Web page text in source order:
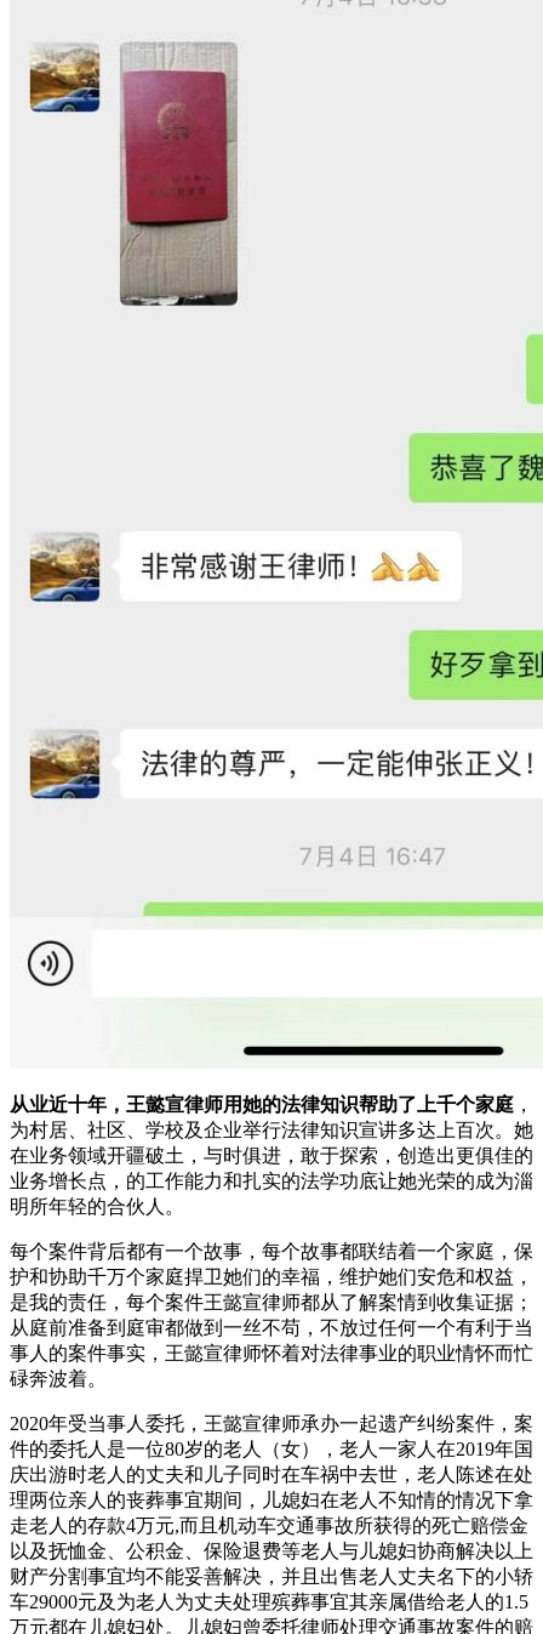
从业近十年，王懿宣律师用她的法律知识帮助了上千个家庭 ，
为村居、社区、学校及企业举行法律知识宣讲多达上百次。她
在业务领域开疆破土，与时俱进，敢于探索，创造出更俱佳的
业务增长点，的工作能力和扎实的法学功底让她光荣的成为淄
明所年轻的合伙人。
每个案件背后都有一个故事，每个故事都联结着一个家庭，保
护和协助千万个家庭捍卫她们的幸福，维护她们安危和权益，
是我的责任，每个案件王懿宣律师都从了解案情到收集证据；
从庭前准备到庭审都做到一丝不苟，不放过任何一个有利于当
事人的案件事实，王懿宣律师怀着对法律事业的职业情怀而忙
碌奔波着。
2020年受当事人委托，王懿宣律师承办一起遗产纠纷案件，案
件的委托人是一位80岁的老人（女），老人一家人在2019年国
庆出游时老人的丈夫和儿子同时在车祸中去世，老人陈述在处
理两位亲人的丧葬事宜期间，儿媳妇在老人不知情的情况下拿
走老人的存款4万元,而且机动车交通事故所获得的死亡赔偿金
以及抚恤金、公积金、保险退费等老人与儿媳妇协商解决以上
财产分割事宜均不能妥善解决，并且出售老人丈夫名下的小轿
车29000元及为老人为丈夫处理殡葬事宜其亲属借给老人的1.5
万元都在儿媳妇处。儿媳妇曾委托律师处理交通事故案件的赔